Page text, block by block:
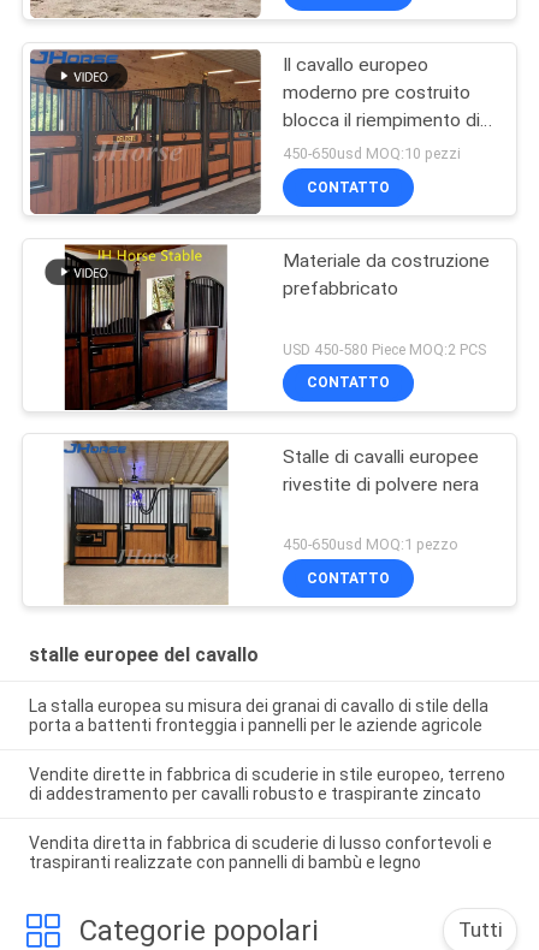
Il cavallo europeo
moderno pre costruito
blocca il riempimento di
bambù facoltativo
450-650usd MOQ:10 pezzi
CONTATTO
Materiale da costruzione
prefabbricato
USD 450-580 Piece MOQ:2 PCS
CONTATTO
Stalle di cavalli europee
rivestite di polvere nera
450-650usd MOQ:1 pezzo
CONTATTO
stalle europee del cavallo
La stalla europea su misura dei granai di cavallo di stile della
porta a battenti fronteggia i pannelli per le aziende agricole
Vendite dirette in fabbrica di scuderie in stile europeo, terreno
di addestramento per cavalli robusto e traspirante zincato
Vendita diretta in fabbrica di scuderie di lusso confortevoli e
traspiranti realizzate con pannelli di bambù e legno
Categorie popolari Tutti